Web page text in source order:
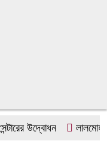
উদ্বোধন লালমোহনে